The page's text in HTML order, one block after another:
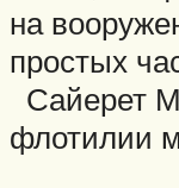
на
простых
Сайерет
флотилии